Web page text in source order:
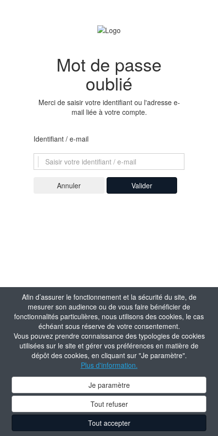
Afin d’assurer le fonctionnement et la sécurité du site, de
mesurer son audience ou de vous faire bénéficier de
fonctionnalités particulières, nous utilisons des cookies, le cas
échéant sous réserve de votre consentement.
Vous pouvez prendre connaissance des typologies de cookies
utilisées sur le site et gérer vos préférences en matière de
dépôt des cookies, en cliquant sur "Je paramètre".
Plus d'information.
Je paramètre
Tout refuser
Tout accepter
Mot de passe
oublié
Merci de saisir votre identifiant ou l'adresse e-
mail liée à votre compte.
Identifiant / e-mail
Valider